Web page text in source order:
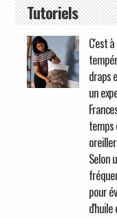
Tutoriels
C'est
draps
un
temps
Selon
pour